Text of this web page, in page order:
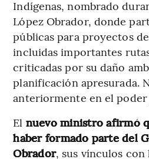
Indígenas, nombrado
López Obrador, donde
públicas para proyectos
incluidas importantes
criticadas por su daño
planificación apresurada.
anteriormente en el
El nuevo ministro afirmó
haber formado parte del
Obrador, sus vínculos